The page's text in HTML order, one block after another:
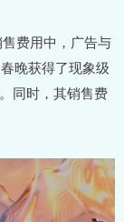
费用中，广告与
晚获得了现象级
同时，其销售费